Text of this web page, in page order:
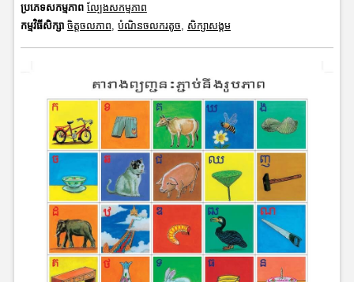
ប្រភេទសកម្មភាព ល្បែងសកម្មភាព
កម្មវិធីសិក្សា ចិត្តចលភាព, បំណិនចលករតូច, សិក្សាសង្គម